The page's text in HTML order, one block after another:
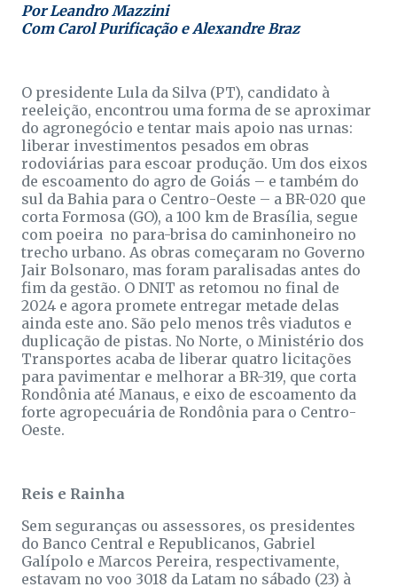
Por Leandro Mazzini
Com Carol Purificação e Alexandre Braz
O presidente Lula da Silva (PT), candidato à
reeleição, encontrou uma forma de se aproximar
do agronegócio e tentar mais apoio nas urnas:
liberar investimentos pesados em obras
rodoviárias para escoar produção. Um dos eixos
de escoamento do agro de Goiás – e também do
sul da Bahia para o Centro-Oeste – a BR-020 que
corta Formosa (GO), a 100 km de Brasília, segue
com poeira no para-brisa do caminhoneiro no
trecho urbano. As obras começaram no Governo
Jair Bolsonaro, mas foram paralisadas antes do
fim da gestão. O DNIT as retomou no final de
2024 e agora promete entregar metade delas
ainda este ano. São pelo menos três viadutos e
duplicação de pistas. No Norte, o Ministério dos
Transportes acaba de liberar quatro licitações
para pavimentar e melhorar a BR-319, que corta
Rondônia até Manaus, e eixo de escoamento da
forte agropecuária de Rondônia para o Centro-
Oeste.
Reis e Rainha
Sem seguranças ou assessores, os presidentes
do Banco Central e Republicanos, Gabriel
Galípolo e Marcos Pereira, respectivamente,
estavam no voo 3018 da Latam no sábado (23) à